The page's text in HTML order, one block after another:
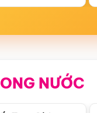
NƯỚC
Điểm nổi bật